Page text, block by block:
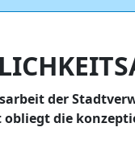
der
obliegt die